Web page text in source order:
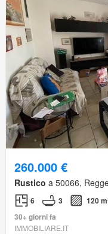
260.000 €
Rustico a 50066,
6 3
120
30+ giorni fa
IMMOBILIARE.IT